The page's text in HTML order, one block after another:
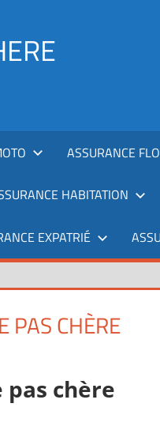
ASSURANCE
HABITATION
EXPATRIÉ
PAS CHÈRE
chère